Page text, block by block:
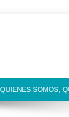
QUIENES SOMOS,